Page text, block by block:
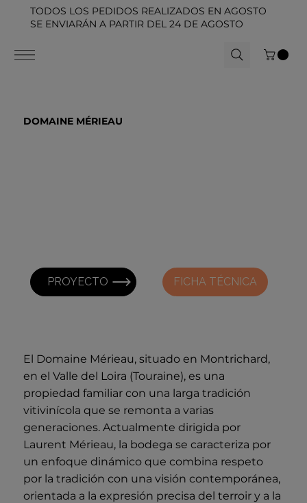
TODOS LOS PEDIDOS REALIZADOS EN AGOSTO
SE ENVIARÁN A PARTIR DEL 24 DE AGOSTO
DOMAINE MÉRIEAU
PROYECTO FICHA TÉCNICA
El Domaine Mérieau, situado en Montrichard,
en el Valle del Loira (Touraine), es una
propiedad familiar con una larga tradición
vitivinícola que se remonta a varias
generaciones. Actualmente dirigida por
Laurent Mérieau, la bodega se caracteriza por
un enfoque dinámico que combina respeto
por la tradición con una visión contemporánea,
orientada a la expresión precisa del terroir y a la